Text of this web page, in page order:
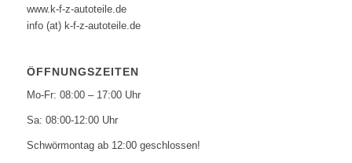
www.k-f-z-autoteile.de
info (at) k-f-z-autoteile.de
ÖFFNUNGSZEITEN
Mo-Fr: 08:00 – 17:00 Uhr
Sa: 08:00-12:00 Uhr
Schwörmontag ab 12:00 geschlossen!